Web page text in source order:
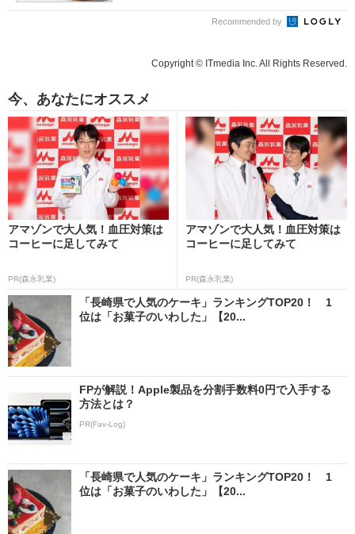
Recommended by
Copyright © ITmedia Inc. All Rights Reserved.
今、あなたにオススメ
アマゾンで大人気！血圧対策は
コーヒーに足してみて
PR(森永乳業)
アマゾンで大人気！血圧対策は
コーヒーに足してみて
PR(森永乳業)
「長崎県で人気のケーキ」ランキングTOP20！ 1
位は「お菓子のいわした」【20...
FPが解説！Apple製品を分割手数料0円で入手する
方法とは？
PR(Fav-Log)
「長崎県で人気のケーキ」ランキングTOP20！ 1
位は「お菓子のいわした」【20...